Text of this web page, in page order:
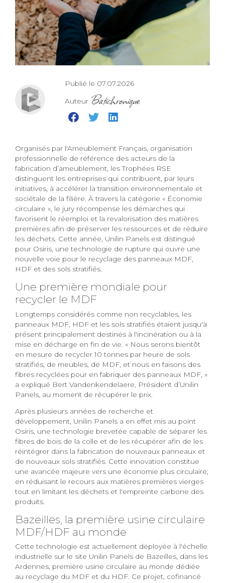
Publié le 07.07.2026
Auteur Batichronique
Organisés par l'Ameublement Français, organisation
professionnelle de référence des acteurs de la
fabrication d’ameublement, les Trophées RSE
distinguent les entreprises qui contribuent, par leurs
initiatives, à accélérer la transition environnementale et
sociétale de la filière. À travers la catégorie « Économie
circulaire », le jury récompense les démarches qui
favorisent le réemploi et la revalorisation des matières
premières afin de préserver les ressources et de réduire
les déchets. Cette année, Unilin Panels est distingué
pour Osiris, une technologie de rupture qui ouvre une
nouvelle voie pour le recyclage des panneaux MDF,
HDF et des sols stratifiés.
Une première mondiale pour
recycler le MDF
Longtemps considérés comme non recyclables, les
panneaux MDF, HDF et les sols stratifiés étaient jusqu'à
présent principalement destinés à l'incinération ou à la
mise en décharge en fin de vie. « Nous serons bientôt
en mesure de recycler 10 tonnes par heure de sols
stratifiés, de meubles, de MDF, et nous en faisons des
fibres recyclées pour en fabriquer des panneaux MDF, »
a expliqué Bert Vandenkendelaere, Président d’Unilin
Panels, au moment de récupérer le prix.
Après plusieurs années de recherche et
développement, Unilin Panels a en effet mis au point
Osiris, une technologie brevetée capable de séparer les
fibres de bois de la colle et de les récupérer afin de les
réintégrer dans la fabrication de nouveaux panneaux et
de nouveaux sols stratifiés. Cette innovation constitue
une avancée majeure vers une économie plus circulaire,
en réduisant le recours aux matières premières vierges
tout en limitant les déchets et l'empreinte carbone des
produits.
Bazeilles, la première usine circulaire
MDF/HDF au monde
Cette technologie est actuellement déployée à l'échelle
industrielle sur le site Unilin Panels de Bazeilles, dans les
Ardennes, première usine circulaire au monde dédiée
au recyclage du MDF et du HDF. Ce projet, cofinancé